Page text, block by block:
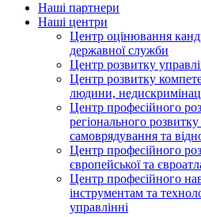
Наші партнери
Наші центри
Центр оцінювання
державної служби
Центр розвитку
Центр розвитку
людини,
Центр професійного
регіонального
самоврядування та
Центр професійного
європейської та
Центр професійного
інструментам та
управлінні